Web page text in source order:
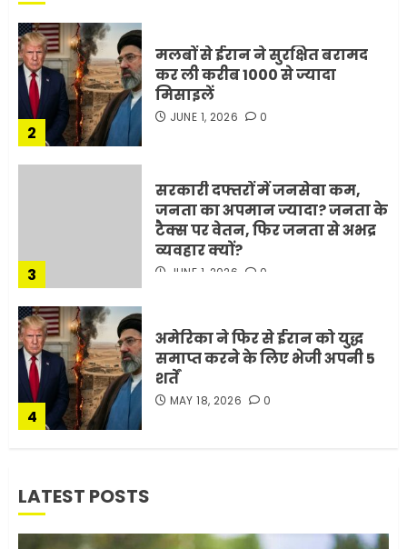
सरकारी दफ्तरों में जनसेवा कम,
जनता का अपमान ज्यादा? जनता के
टैक्स पर वेतन, फिर जनता से अभद्र
अमेरिका ने फिर से ईरान को युद्ध
समाप्त करने के लिए भेजी अपनी 5
शर्तें
भारत-अमेरिका व्यापार समझौता
ट्रंप ने किया एलान
रिश्ते और भविष्य सब कुछ निगल
LATEST POSTS